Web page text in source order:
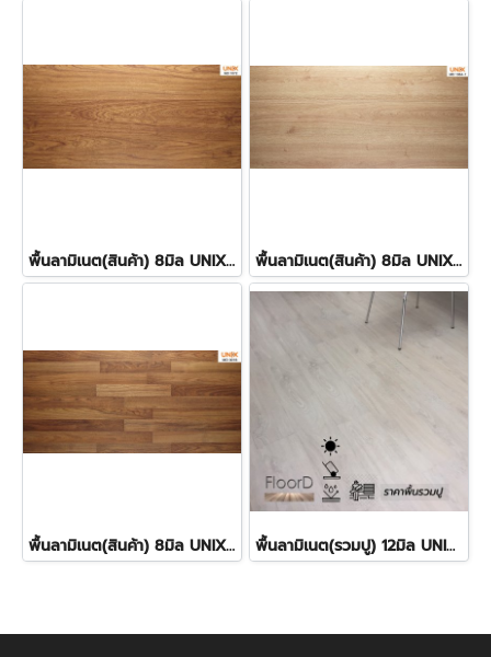
พื้นลามิเนต(สินค้า) 8มิล UNIX- SCG_1072 ราคา290บาท/ตร.ม. พื้นลามิเนต(สินค้า) 8มิล UNIX- SCG_1064 ราคา290บาท/ตร.ม.
พื้นลามิเนต(สินค้า) 8มิล UNIX- SCG_3078 ราคา290บาท/ตร.ม. พื้นลามิเนต(รวมปู) 12มิล UNIX- SCG_10623 ราคา550บาท/ตร.ม.